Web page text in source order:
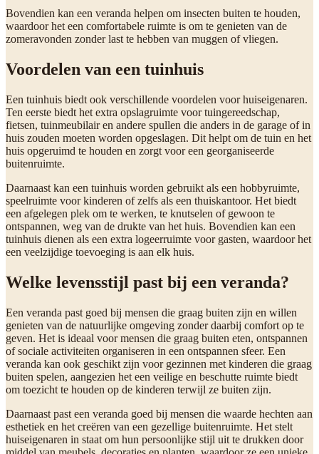
Bovendien kan een veranda helpen om insecten buiten te houden,
waardoor het een comfortabele ruimte is om te genieten van de
zomeravonden zonder last te hebben van muggen of vliegen.
Voordelen van een tuinhuis
Een tuinhuis biedt ook verschillende voordelen voor huiseigenaren.
Ten eerste biedt het extra opslagruimte voor tuingereedschap,
fietsen, tuinmeubilair en andere spullen die anders in de garage of in
huis zouden moeten worden opgeslagen. Dit helpt om de tuin en het
huis opgeruimd te houden en zorgt voor een georganiseerde
buitenruimte.
Daarnaast kan een tuinhuis worden gebruikt als een hobbyruimte,
speelruimte voor kinderen of zelfs als een thuiskantoor. Het biedt
een afgelegen plek om te werken, te knutselen of gewoon te
ontspannen, weg van de drukte van het huis. Bovendien kan een
tuinhuis dienen als een extra logeerruimte voor gasten, waardoor het
een veelzijdige toevoeging is aan elk huis.
Welke levensstijl past bij een veranda?
Een veranda past goed bij mensen die graag buiten zijn en willen
genieten van de natuurlijke omgeving zonder daarbij comfort op te
geven. Het is ideaal voor mensen die graag buiten eten, ontspannen
of sociale activiteiten organiseren in een ontspannen sfeer. Een
veranda kan ook geschikt zijn voor gezinnen met kinderen die graag
buiten spelen, aangezien het een veilige en beschutte ruimte biedt
om toezicht te houden op de kinderen terwijl ze buiten zijn.
Daarnaast past een veranda goed bij mensen die waarde hechten aan
esthetiek en het creëren van een gezellige buitenruimte. Het stelt
huiseigenaren in staat om hun persoonlijke stijl uit te drukken door